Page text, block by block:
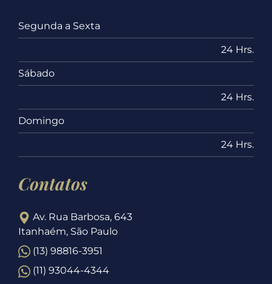
Segunda a Sexta
24 Hrs.
Sábado
24 Hrs.
Domingo
24 Hrs.
Contatos
Av. Rua Barbosa, 643
Itanhaém, São Paulo
(13) 98816-3951
(11) 93044-4344